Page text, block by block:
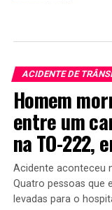
ACIDENTE DE
Homem
entre um
na TO-222,
Acidente aconteceu
Quatro pessoas que
levadas para o